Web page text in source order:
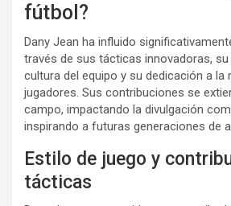
fútbol?
Dany Jean ha influido
través de sus tácticas innovadoras,
cultura del equipo y su dedicación a la
jugadores. Sus contribuciones se
campo, impactando la divulgación
inspirando a futuras generaciones de
Estilo de juego y
tácticas